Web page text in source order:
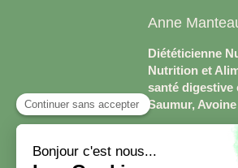
Anne
Diététicienne
Nutrition et
santé digestive
Saumur,